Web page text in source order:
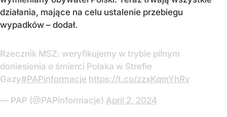
działania, mające na celu ustalenie przebiegu
wypadków – dodał.
Rzecznik MSZ: weryfikujemy w trybie pilnym
doniesienia o śmierci Polaka w Strefie
Gazy#PAPinformacje https://t.co/zzxKqmYhRv
— PAP (@PAPinformacje) April 2, 2024